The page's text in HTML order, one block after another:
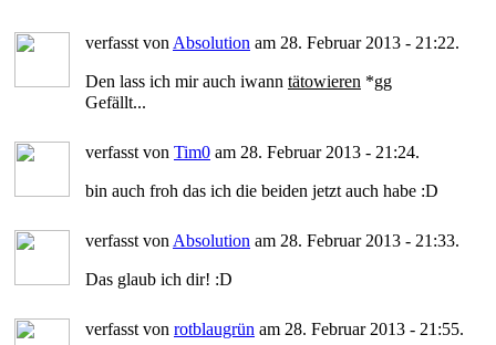
verfasst von Absolution am 28. Februar 2013 - 21:22.
Den lass ich mir auch iwann tätowieren *gg
Gefällt...
verfasst von Tim0 am 28. Februar 2013 - 21:24.
bin auch froh das ich die beiden jetzt auch habe :D
verfasst von Absolution am 28. Februar 2013 - 21:33.
Das glaub ich dir! :D
verfasst von rotblaugrün am 28. Februar 2013 - 21:55.